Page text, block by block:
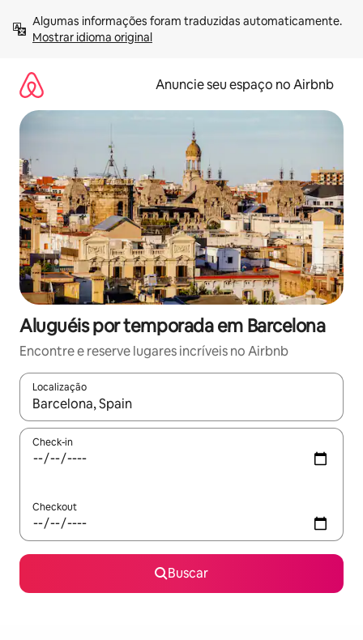
para
Mostrar idioma original
Anuncie seu espaço no Airbnb
Aluguéis por temporada em Barcelona
Encontre e reserve lugares incríveis no Airbnb
Localização
Quando os resultados estiverem disponíveis, explore-os
Check-in
Checkout
Buscar